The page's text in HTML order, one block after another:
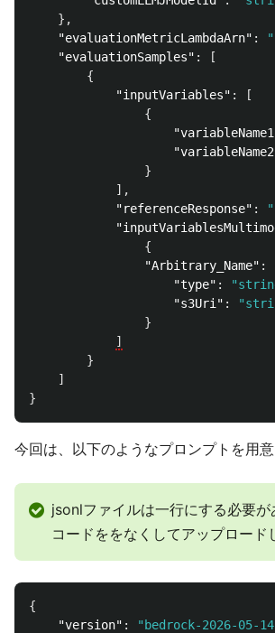
},
"evaluationMetricLambdaArn" :
"evaluationSamples" : [
{
"inputVariables" : [
{
}
],
"referenceResponse" :
{
"Arbitrary_Name" :
"type" :
"s3Uri" :
}
]
}
]
}
今回は、以下のようなプロンプトを用意
jsonlファイルは一行にする必要
コードををなくしてアップロード
{
"version" : "bedrock-2026-05-